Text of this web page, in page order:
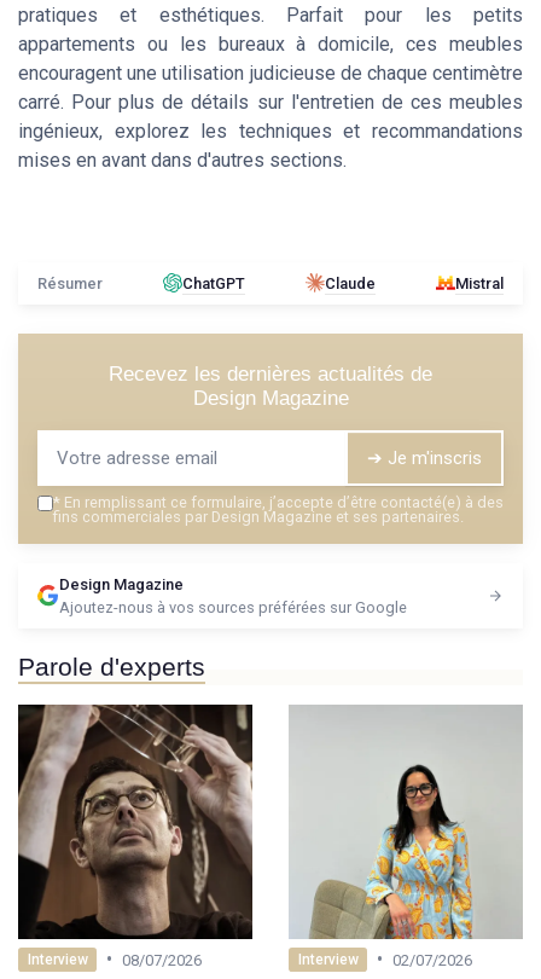
pratiques et esthétiques. Parfait pour les petits
appartements ou les bureaux à domicile, ces meubles
encouragent une utilisation judicieuse de chaque centimètre
carré. Pour plus de détails sur l'entretien de ces meubles
ingénieux, explorez les techniques et recommandations
mises en avant dans d'autres sections.
Résumer ChatGPT Claude Mistral
Recevez les dernières actualités de
Design Magazine
➔ Je m'inscris
* En remplissant ce formulaire, j’accepte d’être contacté(e) à des
fins commerciales par Design Magazine et ses partenaires.
Design Magazine
Ajoutez-nous à vos sources préférées sur Google
Parole d'experts
Interview • 08/07/2026
Interview • 02/07/2026